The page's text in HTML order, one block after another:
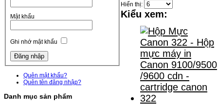
Mật khẩu
Ghi nhớ mật khẩu
Quên mật khẩu?
Quên tên đăng nhập?
Danh mục sản phẩm
Hiển thị:
Kiểu xem: